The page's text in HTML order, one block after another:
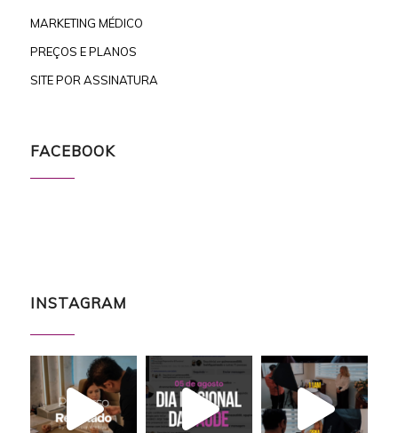
MARKETING MÉDICO
PREÇOS E PLANOS
SITE POR ASSINATURA
FACEBOOK
INSTAGRAM